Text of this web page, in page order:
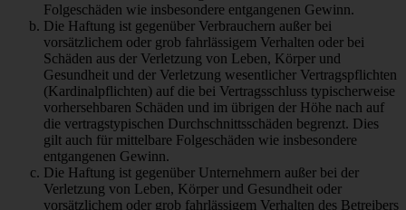
Folgeschäden wie insbesondere entgangenen Gewinn.
Die Haftung ist gegenüber Verbrauchern außer bei
vorsätzlichem oder grob fahrlässigem Verhalten oder bei
Schäden aus der Verletzung von Leben, Körper und
Gesundheit und der Verletzung wesentlicher Vertragspflichten
(Kardinalpflichten) auf die bei Vertragsschluss typischerweise
vorhersehbaren Schäden und im übrigen der Höhe nach auf
die vertragstypischen Durchschnittsschäden begrenzt. Dies
gilt auch für mittelbare Folgeschäden wie insbesondere
entgangenen Gewinn.
Die Haftung ist gegenüber Unternehmern außer bei der
Verletzung von Leben, Körper und Gesundheit oder
vorsätzlichem oder grob fahrlässigem Verhalten des Betreibers